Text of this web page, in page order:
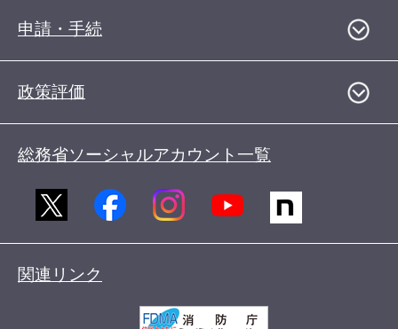
申請・手続
政策評価
総務省ソーシャルアカウント一覧
関連リンク